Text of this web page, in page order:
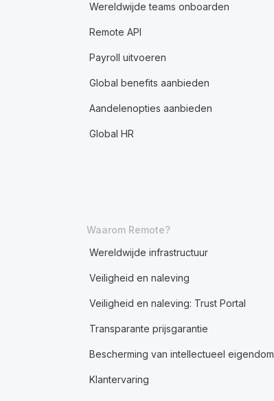
Wereldwijde teams onboarden
Remote API
Payroll uitvoeren
Global benefits aanbieden
Aandelenopties aanbieden
Global HR
Waarom Remote?
Wereldwijde infrastructuur
Veiligheid en naleving
Veiligheid en naleving: Trust Portal
Transparante prijsgarantie
Bescherming van intellectueel eigendom
Klantervaring